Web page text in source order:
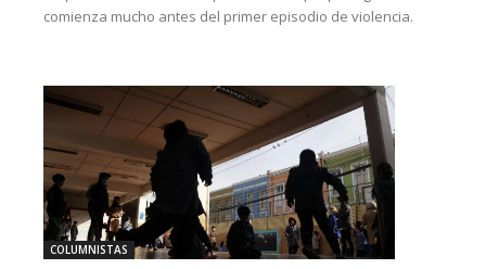
comienza mucho antes del primer episodio de violencia.
COLUMNISTAS